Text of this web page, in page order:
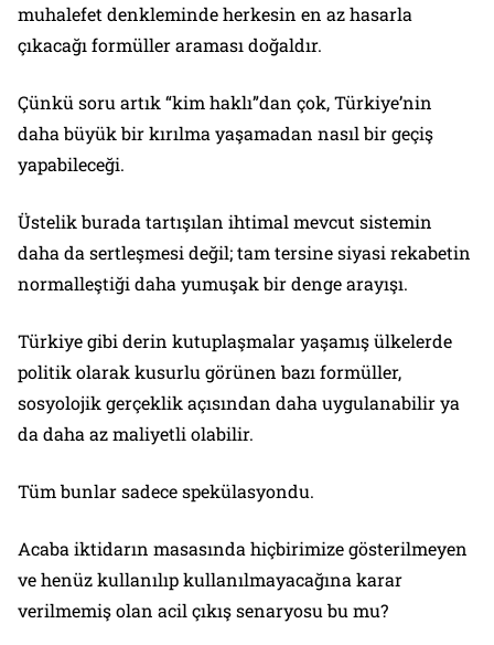
muhalefet denkleminde herkesin en az hasarla
çıkacağı formüller araması doğaldır.
Çünkü soru artık “kim haklı”dan çok, Türkiye’nin
daha büyük bir kırılma yaşamadan nasıl bir geçiş
yapabileceği.
Üstelik burada tartışılan ihtimal mevcut sistemin
daha da sertleşmesi değil; tam tersine siyasi rekabetin
normalleştiği daha yumuşak bir denge arayışı.
Türkiye gibi derin kutuplaşmalar yaşamış ülkelerde
politik olarak kusurlu görünen bazı formüller,
sosyolojik gerçeklik açısından daha uygulanabilir ya
da daha az maliyetli olabilir.
Tüm bunlar sadece spekülasyondu.
Acaba iktidarın masasında hiçbirimize gösterilmeyen
ve henüz kullanılıp kullanılmayacağına karar
verilmemiş olan acil çıkış senaryosu bu mu?